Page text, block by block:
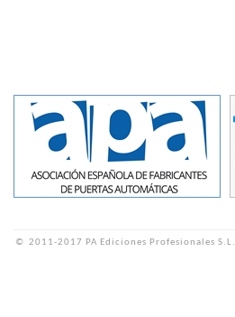
© 2011-2017 PA Ediciones Profesionales S.L.